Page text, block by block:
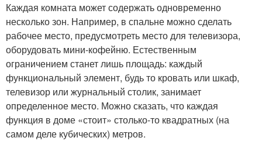
Каждая комната может содержать одновременно
несколько зон. Например, в спальне можно сделать
рабочее место, предусмотреть место для телевизора,
оборудовать мини-кофейню. Естественным
ограничением станет лишь площадь: каждый
функциональный элемент, будь то кровать или шкаф,
телевизор или журнальный столик, занимает
определенное место. Можно сказать, что каждая
функция в доме «стоит» столько-то квадратных (на
самом деле кубических) метров.